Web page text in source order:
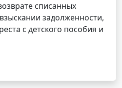
списанных
задолженности,
с детского пособия и